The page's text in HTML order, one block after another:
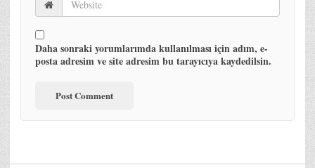
Daha sonraki yorumlarımda kullanılması için adım, e-
posta adresim ve site adresim bu tarayıcıya kaydedilsin.